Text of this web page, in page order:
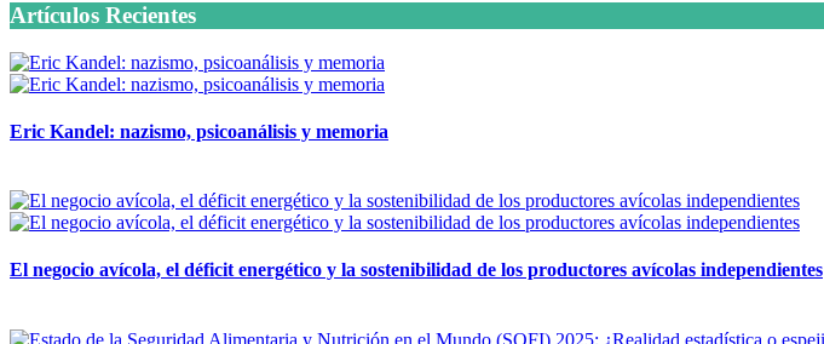
Artículos Recientes
Eric Kandel: nazismo, psicoanálisis y memoria
El negocio avícola, el déficit energético y la sostenibilidad de los productores avícolas independientes